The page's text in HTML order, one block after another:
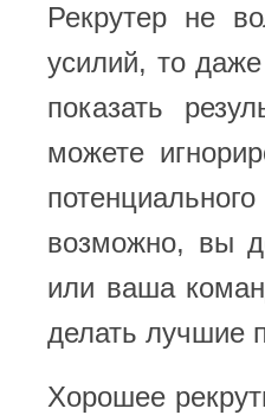
Рекрутер не
усилий, то
показать
можете
возможно, вы
или ваша
делать лучшие
Хорошее